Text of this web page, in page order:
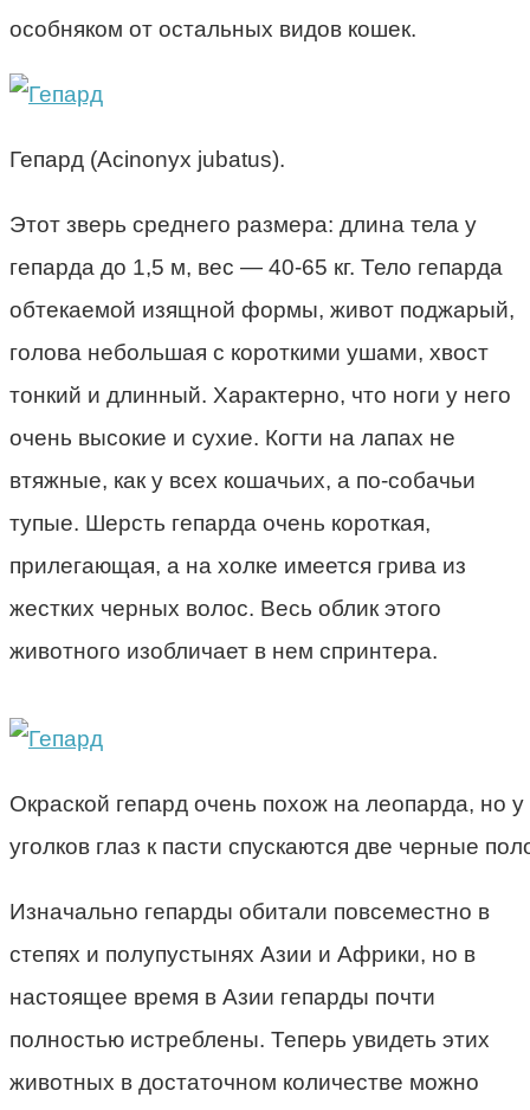
особняком от остальных видов кошек.
Гепард (Acinonyx jubatus).
Этот зверь среднего размера: длина тела у
гепарда до 1,5 м, вес — 40-65 кг. Тело гепарда
обтекаемой изящной формы, живот поджарый,
голова небольшая с короткими ушами, хвост
тонкий и длинный. Характерно, что ноги у него
очень высокие и сухие. Когти на лапах не
втяжные, как у всех кошачьих, а по-собачьи
тупые. Шерсть гепарда очень короткая,
прилегающая, а на холке имеется грива из
жестких черных волос. Весь облик этого
животного изобличает в нем спринтера.
Окраской гепард очень похож на леопарда, но
уголков глаз к пасти спускаются две черные
Изначально гепарды обитали повсеместно в
степях и полупустынях Азии и Африки, но в
настоящее время в Азии гепарды почти
полностью истреблены. Теперь увидеть этих
животных в достаточном количестве можно